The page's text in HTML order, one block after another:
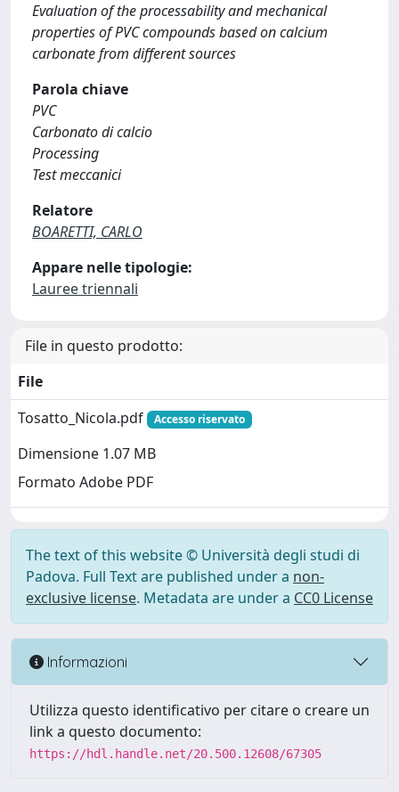
Evaluation of the processability and mechanical
properties of PVC compounds based on calcium
carbonate from different sources
Parola chiave
PVC
Carbonato di calcio
Processing
Test meccanici
Relatore
BOARETTI, CARLO
Appare nelle tipologie:
Lauree triennali
File in questo prodotto:
File
Tosatto_Nicola.pdf
Accesso riservato
Dimensione 1.07 MB
Formato Adobe PDF
The text of this website © Università degli studi di
Padova. Full Text are published under a non-
exclusive license. Metadata are under a CC0 License
Informazioni
Utilizza questo identificativo per citare o creare un
link a questo documento:
https://hdl.handle.net/20.500.12608/67305